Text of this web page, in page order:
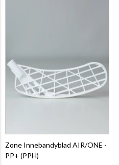
Zone Innebandyblad AIR/ONE -
PP+ (PPH)